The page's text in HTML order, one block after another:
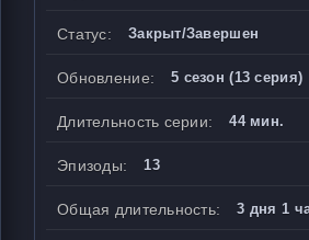
Статус: Закрыт/Завершен
Обновление: 5 сезон (13 серия)
Длительность серии: 44 мин.
Эпизоды: 13
Общая длительность: 3 дня 1